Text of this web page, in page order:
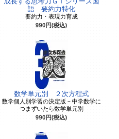
語 要約力特化
要約力・表現力育成
990円(税込)
数学単元別 ２次方程式
数学個人別学習の決定版－中学数学に
つまずいたら数学単元別
990円(税込)